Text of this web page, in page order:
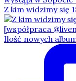
Z kim widzimy się
Ilość nowych